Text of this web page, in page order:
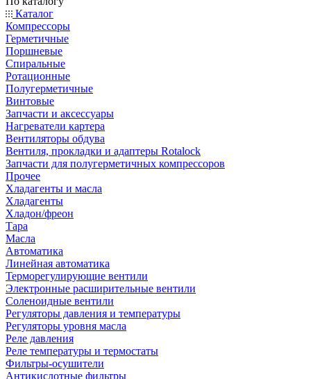
Каталог
Компрессоры
Герметичные
Поршневые
Спиральные
Ротационные
Полугерметичные
Винтовые
Запчасти и аксессуары
Нагреватели картера
Вентиляторы обдува
Вентиля, прокладки и адаптеры Rotalock
Запчасти для полугерметичных компрессоров
Прочее
Хладагенты и масла
Хладагенты
Хладон/фреон
Тара
Масла
Автоматика
Линейная автоматика
Терморегулирующие вентили
Электронные расширительные вентили
Соленоидные вентили
Регуляторы давления и температуры
Регуляторы уровня масла
Реле давления
Реле температуры и термостаты
Фильтры-осушители
Антикислотные фильтры